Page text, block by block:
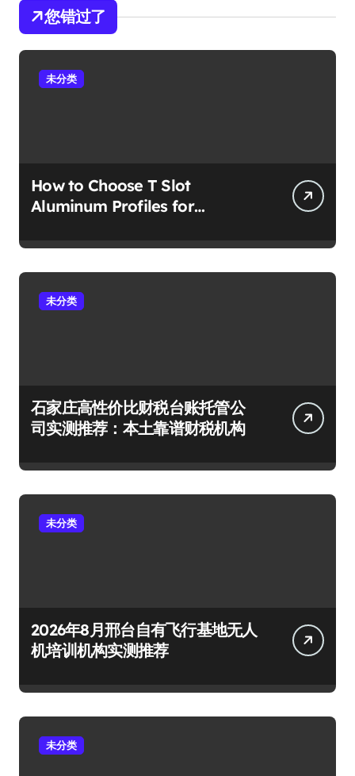
您错过了
未分类
How to Choose T Slot
Aluminum Profiles for
Projects
未分类
石家庄高性价比财税台账托管公
司实测推荐：本土靠谱财税机构
未分类
2026年8月邢台自有飞行基地无人
机培训机构实测推荐
未分类